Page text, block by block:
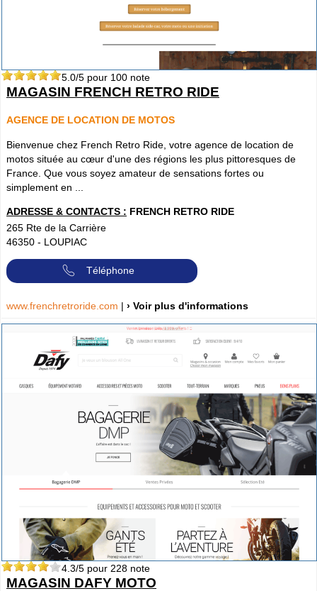
5.0/5 pour 100 note
MAGASIN FRENCH RETRO RIDE
AGENCE DE LOCATION DE MOTOS
Bienvenue chez French Retro Ride, votre agence de location de
motos située au cœur d'une des régions les plus pittoresques de
France. Que vous soyez amateur de sensations fortes ou
simplement en ...
ADRESSE & CONTACTS : FRENCH RETRO RIDE
265 Rte de la Carrière
46350 - LOUPIAC
Téléphone
www.frenchretroride.com | › Voir plus d'informations
4.3/5 pour 228 note
MAGASIN DAFY MOTO